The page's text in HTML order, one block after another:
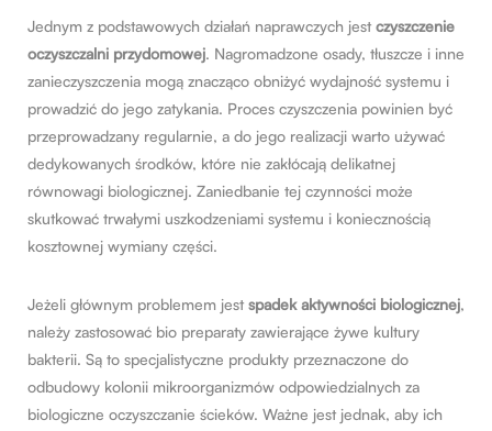
Jednym z podstawowych działań naprawczych jest czyszczenie
oczyszczalni przydomowej. Nagromadzone osady, tłuszcze i inne
zanieczyszczenia mogą znacząco obniżyć wydajność systemu i
prowadzić do jego zatykania. Proces czyszczenia powinien być
przeprowadzany regularnie, a do jego realizacji warto używać
dedykowanych środków, które nie zakłócają delikatnej
równowagi biologicznej. Zaniedbanie tej czynności może
skutkować trwałymi uszkodzeniami systemu i koniecznością
kosztownej wymiany części.
Jeżeli głównym problemem jest spadek aktywności biologicznej,
należy zastosować bio preparaty zawierające żywe kultury
bakterii. Są to specjalistyczne produkty przeznaczone do
odbudowy kolonii mikroorganizmów odpowiedzialnych za
biologiczne oczyszczanie ścieków. Ważne jest jednak, aby ich